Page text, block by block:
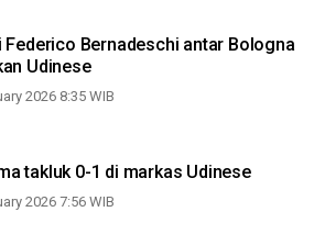
Federico Bernadeschi antar Bologna
Udinese
2026 8:35 WIB
takluk 0-1 di markas Udinese
2026 7:56 WIB